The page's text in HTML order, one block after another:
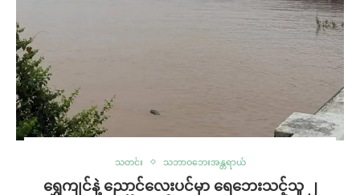
သတင်း သဘာဝဘေးအန္တရာယ်
ရွှေကျင်နဲ့ ညောင်လေးပင်မှာ ရေဘေးသင့်သူ ၂